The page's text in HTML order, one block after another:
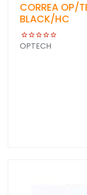
CORREA OP/
BLACK/HC
OPTECH